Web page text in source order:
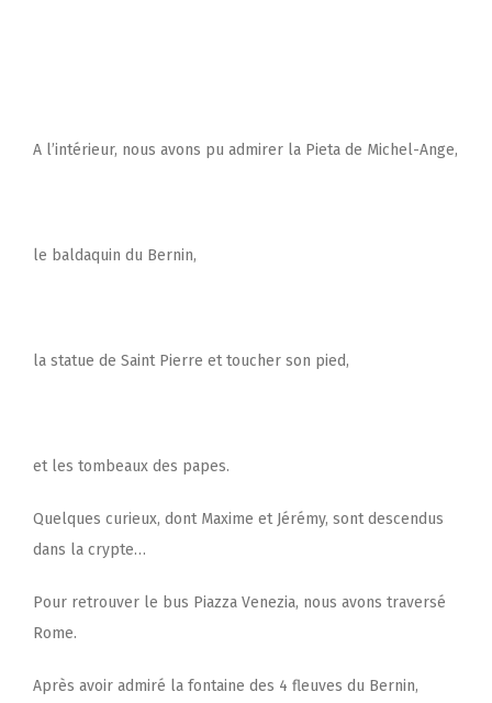
A l’intérieur, nous avons pu admirer la Pieta de Michel-Ange,
le baldaquin du Bernin,
la statue de Saint Pierre et toucher son pied,
et les tombeaux des papes.
Quelques curieux, dont Maxime et Jérémy, sont descendus
dans la crypte…
Pour retrouver le bus Piazza Venezia, nous avons traversé
Rome.
Après avoir admiré la fontaine des 4 fleuves du Bernin,